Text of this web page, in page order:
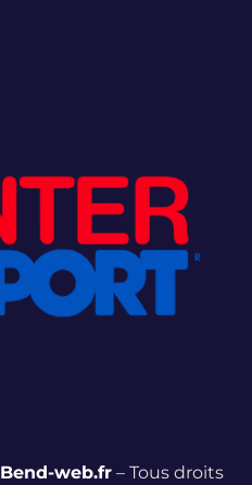
Bend-web.fr – Tous droits